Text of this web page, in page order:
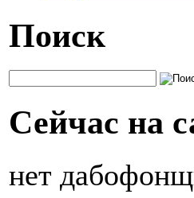
Поиск
Сейчас на
нет